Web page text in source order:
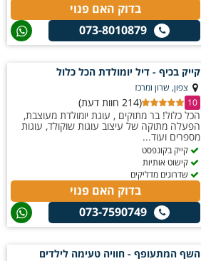
בדוק האם פנוי
073-8010879
קייק בכיף - דיל יומולדת הכל כלול
צפון, שרון ומרכז
10
(214 חוות דעת)
הכל כלול! בר מתוקים , עוגת יומולדת מעוצבת,
הפעלה מתוקה של עיצוב עוגות שוקולד, עוגות
מספרים ועוד...
קייק בקונפסט
קישוט אותיות
שדרוגים מדליקים
בדוק האם פנוי
073-7590749
השף המתעופף - חוויה טעימה לילדים